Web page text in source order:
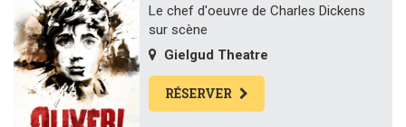
Le chef d'oeuvre de Charles Dickens
sur scène
Gielgud Theatre
RÉSERVER